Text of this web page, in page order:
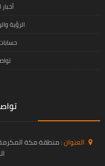
الرؤية
العنوان :منطقة مكة